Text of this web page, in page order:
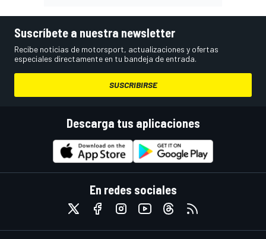
Suscríbete a nuestra newsletter
Recibe noticias de motorsport, actualizaciones y ofertas
especiales directamente en tu bandeja de entrada.
SUSCRIBIRSE
Descarga tus aplicaciones
En redes sociales